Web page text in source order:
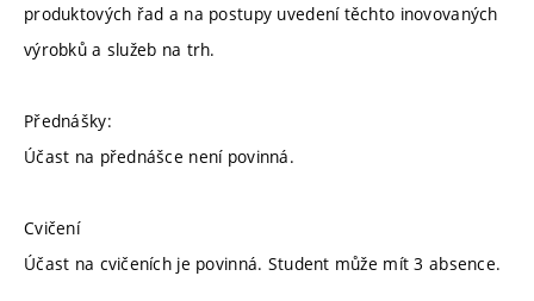
produktových řad a na postupy uvedení těchto inovovaných
výrobků a služeb na trh.
Přednášky:
Účast na přednášce není povinná.
Cvičení
Účast na cvičeních je povinná. Student může mít 3 absence.